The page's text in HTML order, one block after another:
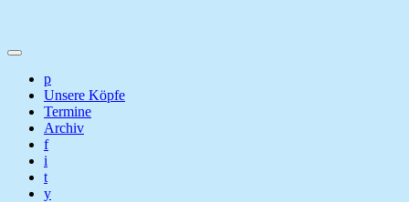
p
Unsere Köpfe
Termine
Archiv
f
i
t
y